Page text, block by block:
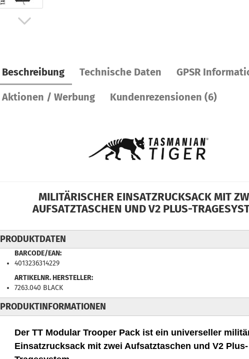
Beschreibung Technische Daten GPSR
Aktionen / Werbung Kundenrezensionen (6)
MILITÄRISCHER EINSATZRUCKSACK MIT
AUFSATZTASCHEN UND V2 PLUS-
PRODUKTDATEN
BARCODE/EAN:
4013236314229
ARTIKELNR. HERSTELLER:
7263.040 BLACK
PRODUKTINFORMATIONEN
Der TT Modular Trooper Pack ist ein universeller
Einsatzrucksack mit zwei Aufsatztaschen und V2 Plus-